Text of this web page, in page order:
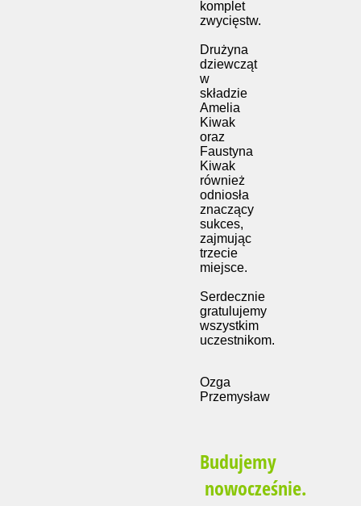
komplet
zwycięstw.
Drużyna
dziewcząt
w
składzie
Amelia
Kiwak
oraz
Faustyna
Kiwak
również
odniosła
znaczący
sukces,
zajmując
trzecie
miejsce.
Serdecznie
gratulujemy
wszystkim
uczestnikom.
Ozga
Przemysław
Budujemy
nowocześnie.